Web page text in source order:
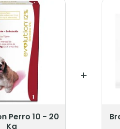
Bravecto Comp 10 - 20